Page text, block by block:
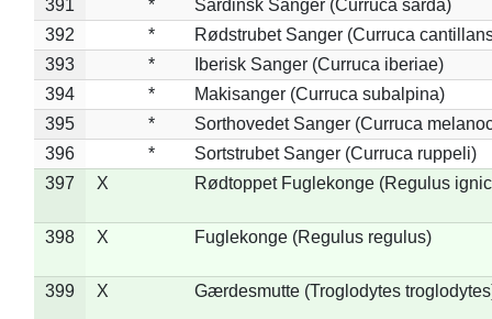
391
*
Sardinsk Sanger (Curruca sarda)
392
*
Rødstrubet Sanger (Curruca
393
*
Iberisk Sanger (Curruca iberiae)
394
*
Makisanger (Curruca subalpina)
395
*
Sorthovedet Sanger (Curruca
396
*
Sortstrubet Sanger (Curruca ruppeli)
397
X Rødtoppet Fuglekonge (Regulus
398 X Fuglekonge (Regulus regulus)
399 X Gærdesmutte (Troglodytes